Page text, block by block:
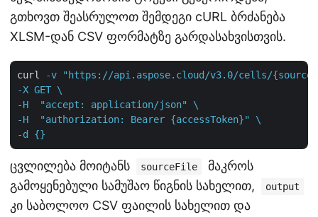
გთხოვთ შეასრულოთ შემდეგი cURL ბრძანება
XLSM-დან CSV ფორმატზე გარდასახვისთვის.
curl
-v "https://api.aspose.cloud/v3.0/cells/
-X GET \
-H  "accept: application/json" \
-H  "authorization: Bearer {accessToken}" \
-d {}
ცვლილება მოიტანს sourceFile
მაკროს
გამოყენებული სამუშაო წიგნის სახელით,
output
კი საბოლოო CSV ფაილის სახელით და